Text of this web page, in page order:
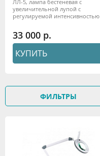
ЛЛ-5, лампа бестеневая с
увеличительной лупой с
регулируемой интенсивностью
33 000
КУПИТЬ
ФИЛЬТРЫ